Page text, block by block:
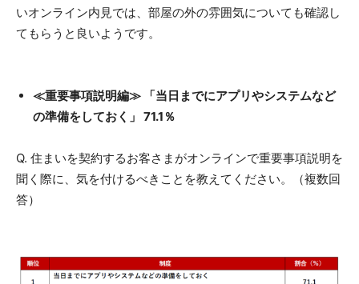
いオンライン内見では、部屋の外の雰囲気についても確認し
てもらうと良いようです。
≪重要事項説明編≫ 「当日までにアプリやシステムなど
の準備をしておく」 71.1％
Q. 住まいを契約するお客さまがオンラインで重要事項説明を
聞く際に、気を付けるべきことを教えてください。（複数回
答）